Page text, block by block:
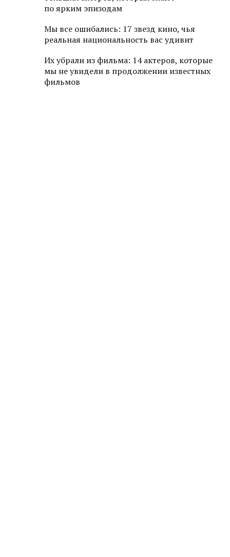
по ярким эпизодам
Мы все ошибались: 17 звезд кино, чья
реальная национальность вас удивит
Их убрали из фильма: 14 актеров, которые
мы не увидели в продолжении известных
фильмов